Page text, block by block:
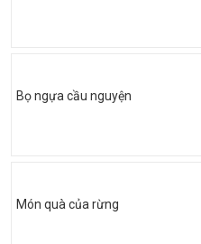
Bọ ngựa cầu nguyện
Món quà của rừng